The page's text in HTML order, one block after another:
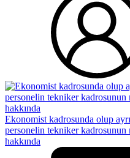
Ekonomist kadrosunda olup
personelin tekniker kadrosunun
hakkında